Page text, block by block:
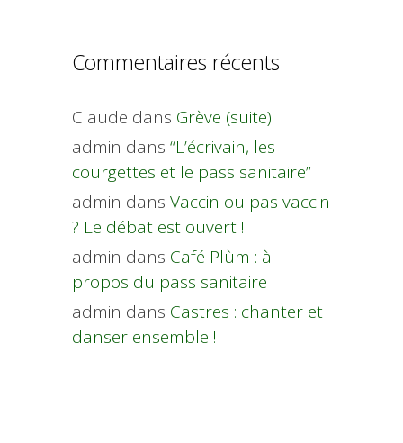
Commentaires récents
Claude dans Grève (suite)
admin dans “L’écrivain, les
courgettes et le pass sanitaire”
admin dans Vaccin ou pas vaccin
? Le débat est ouvert !
admin dans Café Plùm : à
propos du pass sanitaire
admin dans Castres : chanter et
danser ensemble !